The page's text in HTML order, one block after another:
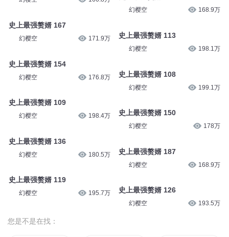
史上最强赘婿 167
幻樱空 171.9万
史上最强赘婿 154
幻樱空 176.8万
史上最强赘婿 109
幻樱空 198.4万
史上最强赘婿 136
幻樱空 180.5万
史上最强赘婿 119
幻樱空 195.7万
幻樱空 168.9万
史上最强赘婿 113
幻樱空 198.1万
史上最强赘婿 108
幻樱空 199.1万
史上最强赘婿 150
幻樱空 178万
史上最强赘婿 187
幻樱空 168.9万
史上最强赘婿 126
幻樱空 193.5万
您是不是在找：